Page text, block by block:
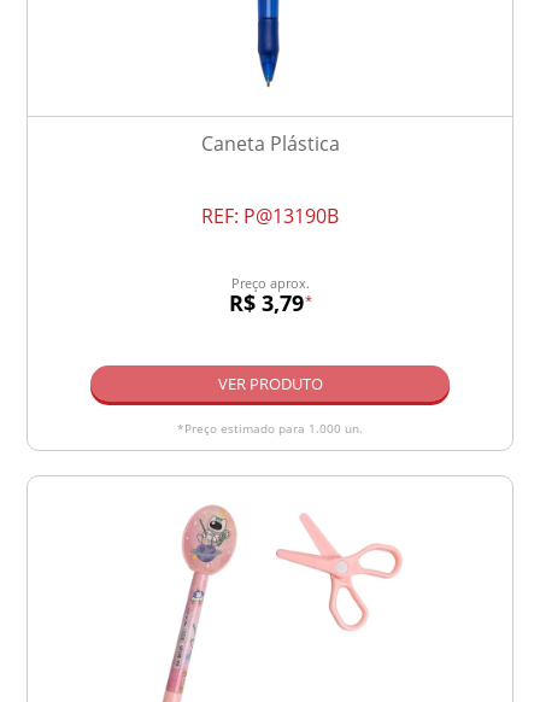
Caneta Plástica
REF: P@13190B
Preço aprox.
R$ 3,79*
VER PRODUTO
*Preço estimado para 1.000 un.